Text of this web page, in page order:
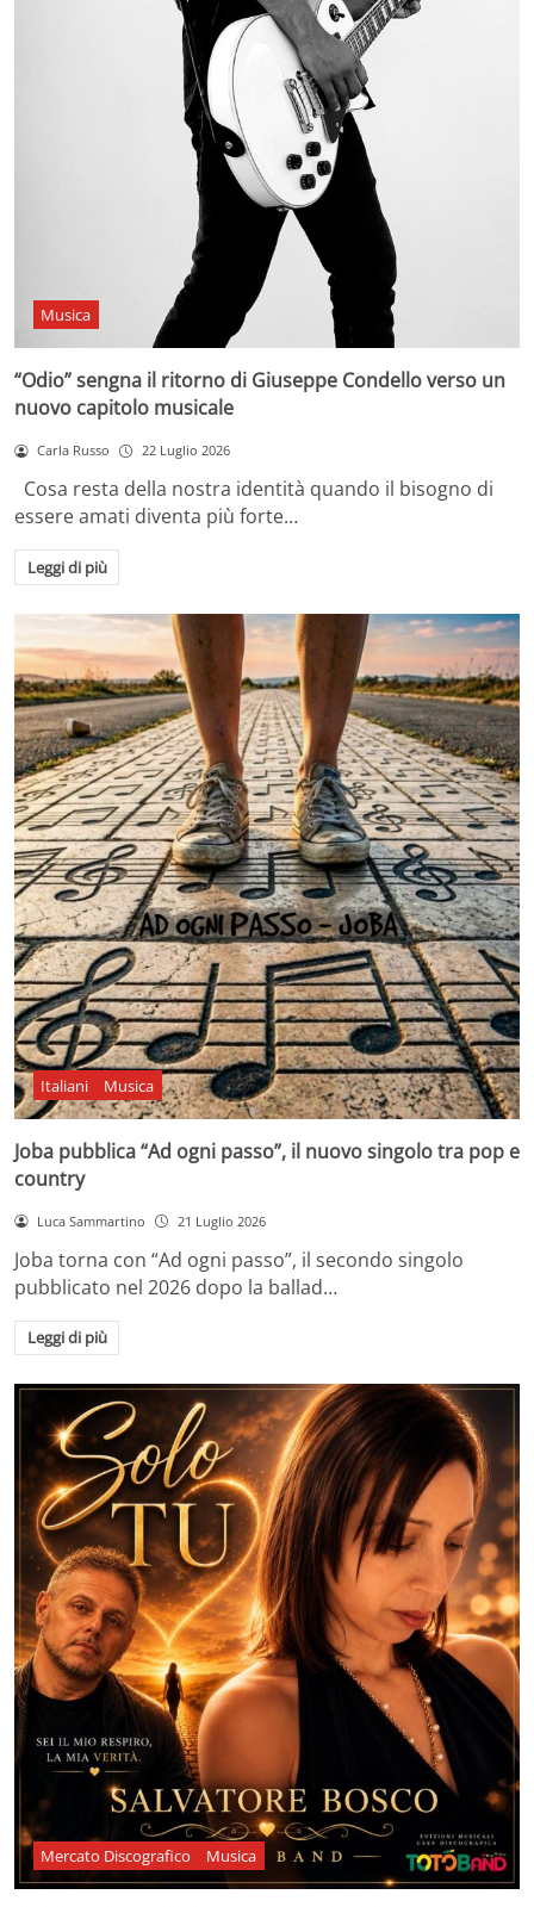
Musica
“Odio” sengna il ritorno di Giuseppe Condello verso un
nuovo capitolo musicale
Carla Russo 22 Luglio 2026
Cosa resta della nostra identità quando il bisogno di
essere amati diventa più forte…
Leggi di più
Italiani Musica
Joba pubblica “Ad ogni passo”, il nuovo singolo tra pop e
country
Luca Sammartino 21 Luglio 2026
Joba torna con “Ad ogni passo”, il secondo singolo
pubblicato nel 2026 dopo la ballad…
Leggi di più
Mercato Discografico Musica